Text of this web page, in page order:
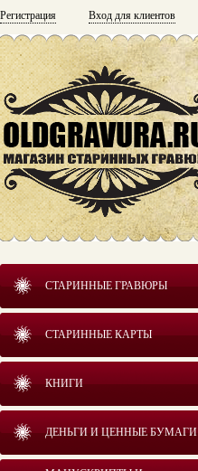
Регистрация Вход для клиентов
СТАРИННЫЕ ГРАВЮРЫ
СТАРИННЫЕ КАРТЫ
КНИГИ
ДЕНЬГИ И ЦЕННЫЕ БУМАГИ